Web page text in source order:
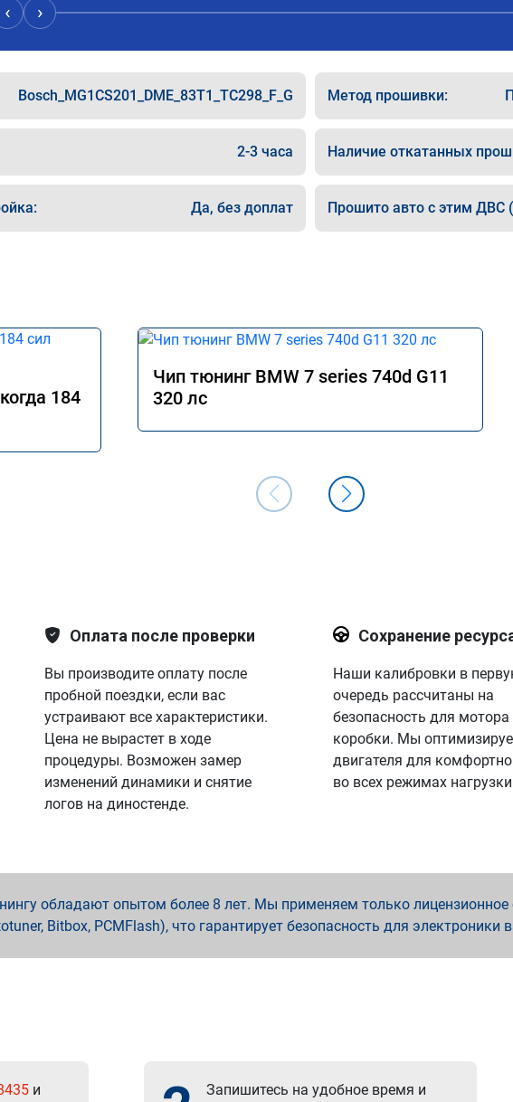
‹ ›
Bosch_MG1CS201_DME_83T1_TC298_F_G Метод прошивки:
2-3 часа Наличие откатанных
Да, без доплат Прошито авто с этим ДВС
184
Чип тюнинг BMW 7 series 740d G11
320 лс
Оплата после проверки
Вы производите оплату после
пробной поездки, если вас
устраивают все характеристики.
Цена не вырастет в ходе
процедуры. Возможен замер
изменений динамики и снятие
логов на диностенде.
Сохранение
Наши калибровки в
очередь рассчитаны на
безопасность для мотора
коробки. Мы
двигателя для
во всех режимах
обладают опытом более 8 лет. Мы применяем только лицензионное
Bitbox, PCMFlash), что гарантирует безопасность для электроники
и Запишитесь на удобное время и